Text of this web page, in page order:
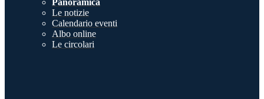
Panoramica
Le notizie
Calendario eventi
Albo online
Le circolari